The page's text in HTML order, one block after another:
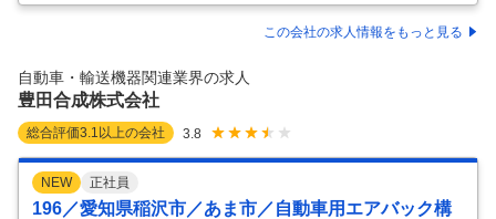
部門は、当社の事業を支える柱と言える存在です。 社会的に安全性への
意識が高まる中、整備部門の強化を図るべく増員募集を行ないます！ 現
境を目指しています。 これまでの経験を活かし“トヨタ”の一員として一
緒に働きませんか？ チームワーク抜群！和気藹々とした雰囲気です。
この会社の求人情報をもっと見る
自動車・輸送機器関連業界の求人
豊田合成株式会社
総合評価3.1 以上の会社 3.8
NEW 正社員
196／愛知県稲沢市／あま市／自動車用エアバック構